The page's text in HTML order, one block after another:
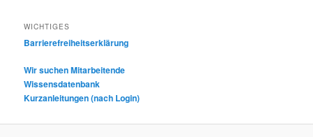
WICHTIGES
Barrierefreiheitserklärung
Wir suchen Mitarbeitende
Wissensdatenbank
Kurzanleitungen (nach Login)